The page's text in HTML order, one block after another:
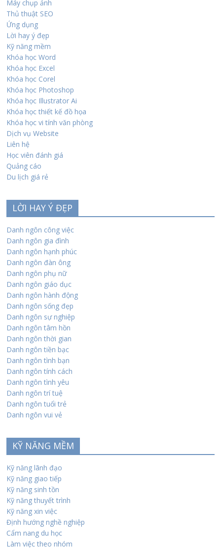
Máy chụp ảnh
Thủ thuật SEO
Ứng dụng
Lời hay ý đẹp
Kỹ năng mềm
Khóa học Word
Khóa học Excel
Khóa học Corel
Khóa học Photoshop
Khóa học Illustrator Ai
Khóa học thiết kế đồ họa
Khóa học vi tính văn phòng
Dịch vụ Website
Liên hệ
Học viên đánh giá
Quảng cáo
Du lịch giá rẻ
LỜI HAY Ý ĐẸP
Danh ngôn công việc
Danh ngôn gia đình
Danh ngôn hạnh phúc
Danh ngôn đàn ông
Danh ngôn phụ nữ
Danh ngôn giáo dục
Danh ngôn hành động
Danh ngôn sống đẹp
Danh ngôn sự nghiệp
Danh ngôn tâm hồn
Danh ngôn thời gian
Danh ngôn tiền bạc
Danh ngôn tình bạn
Danh ngôn tính cách
Danh ngôn tình yêu
Danh ngôn trí tuệ
Danh ngôn tuổi trẻ
Danh ngôn vui vẻ
KỸ NĂNG MỀM
Kỹ năng lãnh đạo
Kỹ năng giao tiếp
Kỹ năng sinh tồn
Kỹ năng thuyết trình
Kỹ năng xin việc
Định hướng nghề nghiệp
Cẩm nang du học
Làm việc theo nhóm